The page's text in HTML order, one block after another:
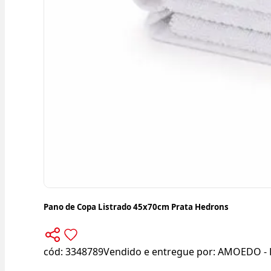
Pano de Copa Listrado 45x70cm Prata Hedrons
cód: 3348789Vendido e entregue por: AMOEDO -